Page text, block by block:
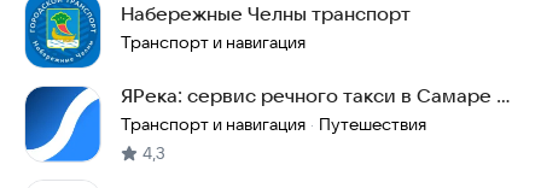
Набережные Челны транспорт
Транспорт и навигация
ЯРека: сервис речного такси в Самаре и
области
Транспорт и навигация · Путешествия
4,3